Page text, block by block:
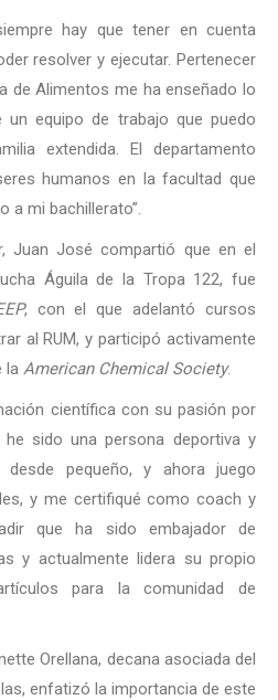
hay que tener en cuenta
resolver y ejecutar. Pertenecer
de Alimentos me ha enseñado lo
equipo de trabajo que puedo
extendida. El departamento
humanos en la facultad que
a mi bachillerato”.
Juan José compartió que en el
Águila de la Tropa 122, fue
, con el que adelantó cursos
al RUM, y participó activamente
la American Chemical Society.
científica con su pasión por
sido una persona deportiva y
pequeño, y ahora juego
y me certifiqué como coach y
que ha sido embajador de
y actualmente lidera su propio
para la comunidad de
Orellana, decana asociada del
enfatizó la importancia de este